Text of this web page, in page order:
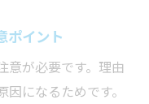
ポイント
意が必要です。理由
になるためです。